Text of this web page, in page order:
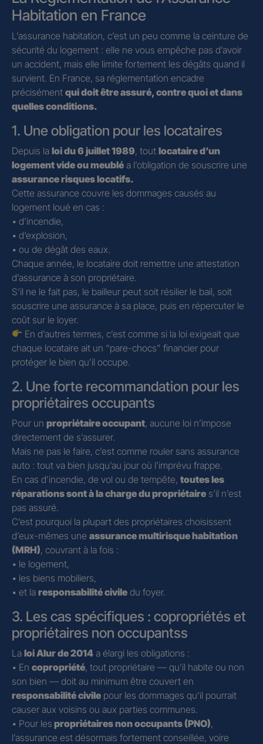
Habitation en France
L’assurance habitation, c’est un peu comme la ceinture de
sécurité du logement : elle ne vous empêche pas d’avoir
un accident, mais elle limite fortement les dégâts quand il
survient. En France, sa réglementation encadre
précisément qui doit être assuré, contre quoi et dans
quelles conditions.
1. Une obligation pour les locataires
Depuis la loi du 6 juillet 1989, tout locataire d’un
logement vide ou meublé a l’obligation de souscrire une
assurance risques locatifs.
Cette assurance couvre les dommages causés au
logement loué en cas :
• d’incendie,
• d’explosion,
• ou de dégât des eaux.
Chaque année, le locataire doit remettre une attestation
d’assurance à son propriétaire.
S’il ne le fait pas, le bailleur peut soit résilier le bail, soit
souscrire une assurance à sa place, puis en répercuter le
coût sur le loyer.
En d’autres termes, c’est comme si la loi exigeait que
chaque locataire ait un “pare-chocs” financier pour
protéger le bien qu’il occupe.
2. Une forte recommandation pour les
propriétaires occupants
Pour un propriétaire occupant, aucune loi n’impose
directement de s’assurer.
Mais ne pas le faire, c’est comme rouler sans assurance
auto : tout va bien jusqu’au jour où l’imprévu frappe.
En cas d’incendie, de vol ou de tempête, toutes les
réparations sont à la charge du propriétaire s’il n’est
pas assuré.
C’est pourquoi la plupart des propriétaires choisissent
d’eux-mêmes une assurance multirisque habitation
(MRH), couvrant à la fois :
• le logement,
• les biens mobiliers,
• et la responsabilité civile du foyer.
3. Les cas spécifiques : copropriétés et
propriétaires non occupantss
La loi Alur de 2014 a élargi les obligations :
• En copropriété, tout propriétaire — qu’il habite ou non
son bien — doit au minimum être couvert en
responsabilité civile pour les dommages qu’il pourrait
causer aux voisins ou aux parties communes.
• Pour les propriétaires non occupants (PNO),
l’assurance est désormais fortement conseillée, voire